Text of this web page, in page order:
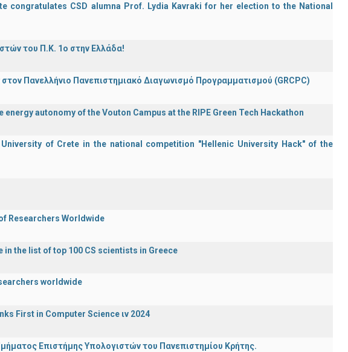
congratulates CSD alumna Prof. Lydia Kavraki for her election to the National
του Π.Κ. 1ο στην Ελλάδα!
Πανελλήνιο Πανεπιστημιακό Διαγωνισμό Προγραμματισμού (GRCPC)
autonomy of the Vouton Campus at the RIPE Green Tech Hackathon
of Crete in the national competition "Hellenic University Hack" of the
Researchers Worldwide
the list of top 100 CS scientists in Greece
worldwide
First in Computer Science ιν 2024
Επιστήμης Υπολογιστών του Πανεπιστημίου Κρήτης.